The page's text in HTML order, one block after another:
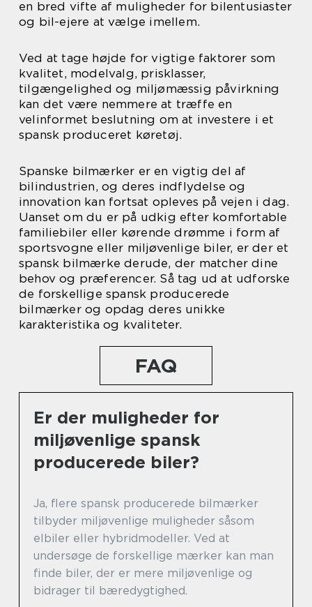
en bred vifte af muligheder for bilentusiaster
og bil-ejere at vælge imellem.
Ved at tage højde for vigtige faktorer som
kvalitet, modelvalg, prisklasser,
tilgængelighed og miljømæssig påvirkning
kan det være nemmere at træffe en
velinformet beslutning om at investere i et
spansk produceret køretøj.
Spanske bilmærker er en vigtig del af
bilindustrien, og deres indflydelse og
innovation kan fortsat opleves på vejen i dag.
Uanset om du er på udkig efter komfortable
familiebiler eller kørende drømme i form af
sportsvogne eller miljøvenlige biler, er der et
spansk bilmærke derude, der matcher dine
behov og præferencer. Så tag ud at udforske
de forskellige spansk producerede
bilmærker og opdag deres unikke
karakteristika og kvaliteter.
FAQ
Er der muligheder for
miljøvenlige spansk
producerede biler?
Ja, flere spansk producerede bilmærker
tilbyder miljøvenlige muligheder såsom
elbiler eller hybridmodeller. Ved at
undersøge de forskellige mærker kan man
finde biler, der er mere miljøvenlige og
bidrager til bæredygtighed.